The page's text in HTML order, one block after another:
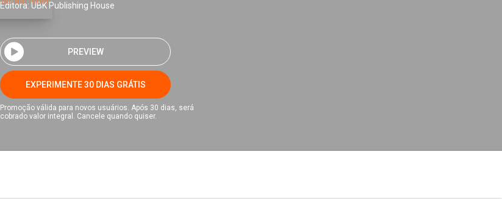
Editora:UBK Publishing House
PREVIEW
EXPERIMENTE 30 DIAS GRÁTIS
Promoção válida para novos usuários. Após 30 dias, será
cobrado valor integral. Cancele quando quiser.